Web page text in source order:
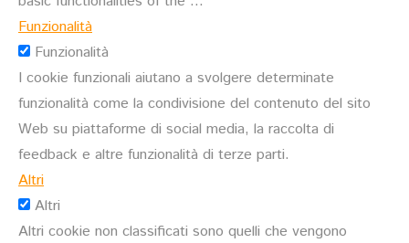
Funzionalità
Funzionalità
I cookie funzionali aiutano a svolgere determinate
funzionalità come la condivisione del contenuto del sito
Web su piattaforme di social media, la raccolta di
feedback e altre funzionalità di terze parti.
Altri
Altri
Altri cookie non classificati sono quelli che vengono